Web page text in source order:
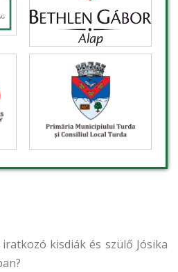
kisdiák és szülő Jósika